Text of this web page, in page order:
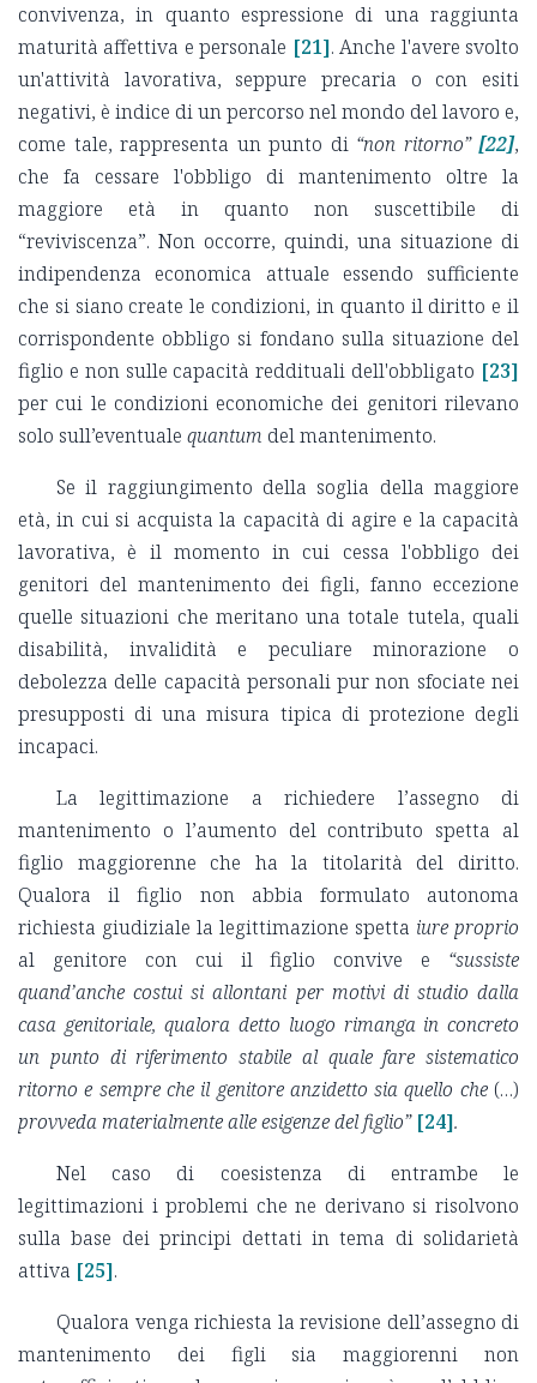
convivenza, in quanto espressione di una raggiunta
maturità affettiva e personale [21]. Anche l'avere svolto
un'attività lavorativa, seppure precaria o con esiti
negativi, è indice di un percorso nel mondo del lavoro e,
come tale, rappresenta un punto di “non ritorno” [22],
che fa cessare l'obbligo di mantenimento oltre la
maggiore età in quanto non suscettibile di
“reviviscenza”. Non occorre, quindi, una situazione di
indipendenza economica attuale essendo sufficiente
che si siano create le condizioni, in quanto il diritto e il
corrispondente obbligo si fondano sulla situazione del
figlio e non sulle capacità reddituali dell'obbligato [23]
per cui le condizioni economiche dei genitori rilevano
solo sull’eventuale quantum del mantenimento.
Se il raggiungimento della soglia della maggiore
età, in cui si acquista la capacità di agire e la capacità
lavorativa, è il momento in cui cessa l'obbligo dei
genitori del mantenimento dei figli, fanno eccezione
quelle situazioni che meritano una totale tutela, quali
disabilità, invalidità e peculiare minorazione o
debolezza delle capacità personali pur non sfociate nei
presupposti di una misura tipica di protezione degli
incapaci.
La legittimazione a richiedere l’assegno di
mantenimento o l’aumento del contributo spetta al
figlio maggiorenne che ha la titolarità del diritto.
Qualora il figlio non abbia formulato autonoma
richiesta giudiziale la legittimazione spetta iure proprio
al genitore con cui il figlio convive e “sussiste
quand’anche costui si allontani per motivi di studio dalla
casa genitoriale, qualora detto luogo rimanga in concreto
un punto di riferimento stabile al quale fare sistematico
ritorno e sempre che il genitore anzidetto sia quello che (…)
provveda materialmente alle esigenze del figlio” [24].
Nel caso di coesistenza di entrambe le
legittimazioni i problemi che ne derivano si risolvono
sulla base dei principi dettati in tema di solidarietà
attiva [25].
Qualora venga richiesta la revisione dell’assegno di
mantenimento dei figli sia maggiorenni non